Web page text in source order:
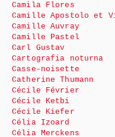
Camila Flores
Camille Apostolo et
Camille Auvray
Camille Pastel
Carl Gustav
Cartografia noturna
Casse-noisette
Catherine Thumann
Cécile Février
Cécile Ketbi
Cécile Kiefer
Célia Izoard
Célia Merckens